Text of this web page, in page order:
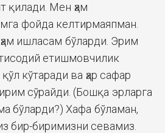
қилади. Мен ҳам
фойда келтирмаяпман.
ишласам бўларди. Эрим
етишмовчилик
кўтаради ва ҳар сафар
сўрайди. (Бошқа эрларга
бўларди?) Хафа бўламан,
бир-биримизни севамиз.